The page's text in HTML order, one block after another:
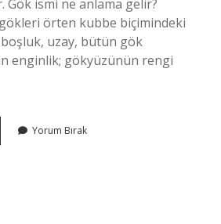
Gök ismi ne anlama gelir?
örten kubbe biçimindeki
uzay, bütün gök
enginlik; gökyüzünün rengi
Yorum Bırak